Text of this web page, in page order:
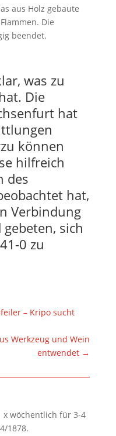
aus Holz gebaute
Die
beendet.
was zu
Die
hat
können
hilfreich
des
hat,
Verbindung
sich
0 zu
– Kripo sucht
Werkzeug und Wein
entwendet →
x wöchentlich für 3-4
1878.